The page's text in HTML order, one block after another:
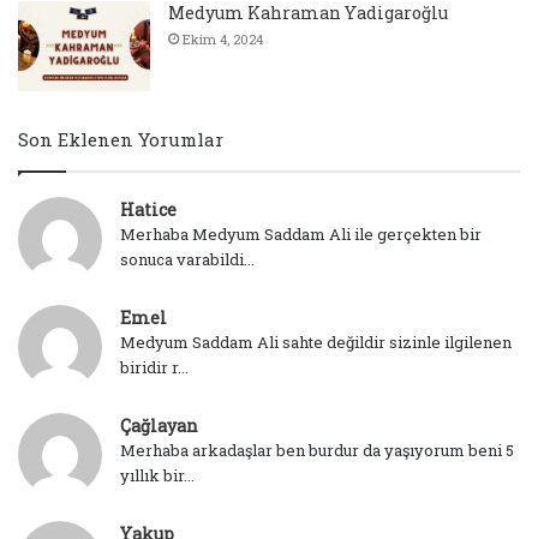
Medyum Kahraman Yadigaroğlu
Ekim 4, 2024
Son Eklenen Yorumlar
Hatice
Merhaba Medyum Saddam Ali ile gerçekten bir
sonuca varabildi...
Emel
Medyum Saddam Ali sahte değildir sizinle ilgilenen
biridir r...
Çağlayan
Merhaba arkadaşlar ben burdur da yaşıyorum beni 5
yıllık bir...
Yakup